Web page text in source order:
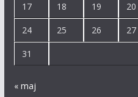
17 18 19 20
24 25 26 27
31
« maj